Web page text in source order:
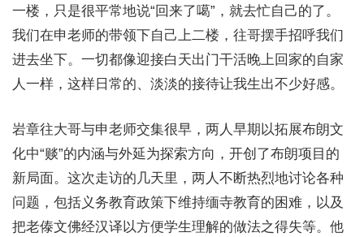
一楼，只是很平常地说“回来了噶”，就去忙自己的了。
我们在申老师的带领下自己上二楼，往哥摆手招呼我们
进去坐下。一切都像迎接白天出门干活晚上回家的自家
人一样，这样日常的、淡淡的接待让我生出不少好感。
岩章往大哥与申老师交集很早，两人早期以拓展布朗文
化中“赕”的内涵与外延为探索方向，开创了布朗项目的
新局面。这次走访的几天里，两人不断热烈地讨论各种
问题，包括义务教育政策下维持缅寺教育的困难，以及
把老傣文佛经汉译以方便学生理解的做法之得失等。他